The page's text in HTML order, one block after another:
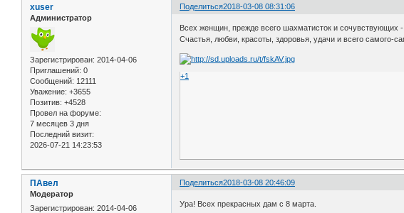
Поделиться2018-03-08 08:31:06
xuser
Администратор
Зарегистрирован: 2014-04-06
Приглашений: 0
Сообщений: 12111
Уважение: +3655
Позитив: +4528
Провел на форуме:
7 месяцев 3 дня
Последний визит:
2026-07-21 14:23:53
Всех женщин, прежде всего шахматисток и сочувствующих -
Счастья, любви, красоты, здоровья, удачи и всего самого-
+1
Поделиться2018-03-08 20:46:09
ПАвел
Модератор
Зарегистрирован: 2014-04-06
Ура! Всех прекрасных дам с 8 марта.